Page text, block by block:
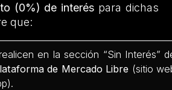
(0%) de interés para dichas
que:
en la sección “Sin Interés”
de Mercado Libre (sitio